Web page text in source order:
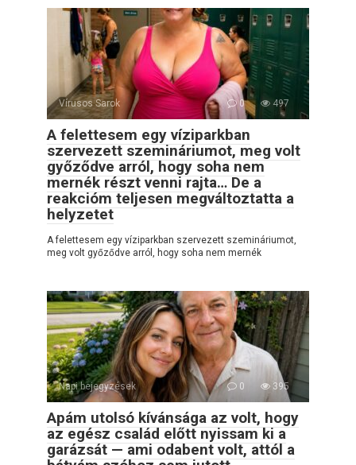
Vírusos Sarok 0 497
A felettesem egy víziparkban
szervezett szemináriumot, meg volt
győződve arról, hogy soha nem
mernék részt venni rajta… De a
reakcióm teljesen megváltoztatta a
helyzetet
A felettesem egy víziparkban szervezett szemináriumot,
meg volt győződve arról, hogy soha nem mernék
Napi bejegyzések 0 395
Apám utolsó kívánsága az volt, hogy
az egész család előtt nyissam ki a
garázsát — ami odabent volt, attól a